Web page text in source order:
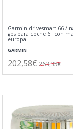
Garmin drivesmart 66 /
gps para coche 6" con
europa
GARMIN
202,58€ 263,35€